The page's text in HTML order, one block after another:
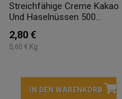
Streichfähige Creme Kakao
Und Haselnüssen 500...
2,80 €
5,60 € Kg
IN DEN WARENKORB